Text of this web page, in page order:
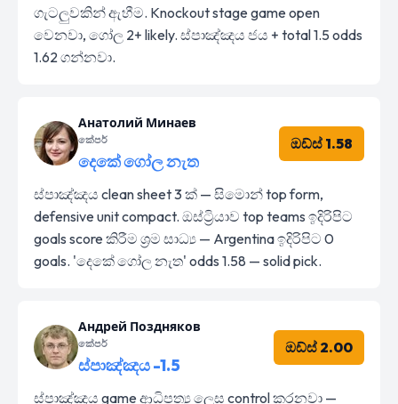
ගැටලුවකින් ඇහීම. Knockout stage game open
වෙනවා, ගෝල 2+ likely. ස්පාඤ්ඤය ජය + total 1.5 odds
1.62 ගන්නවා.
Анатолий Минаев
කේපර්
දෙකේ ගෝල නැත
ඔඩ්ස් 1.58
ස්පාඤ්ඤය clean sheet 3 ක් — සිමොන් top form,
defensive unit compact. ඔස්ට්‍රියාව top teams ඉදිරිපිට
goals score කිරීම ශ්‍රම සාධ්‍ය — Argentina ඉදිරිපිට 0
goals. 'දෙකේ ගෝල නැත' odds 1.58 — solid pick.
Андрей Поздняков
කේපර්
ස්පාඤ්ඤය -1.5
ඔඩ්ස් 2.00
ස්පාඤ්ඤය game ආධිපත්‍ය ලෙස control කරනවා —